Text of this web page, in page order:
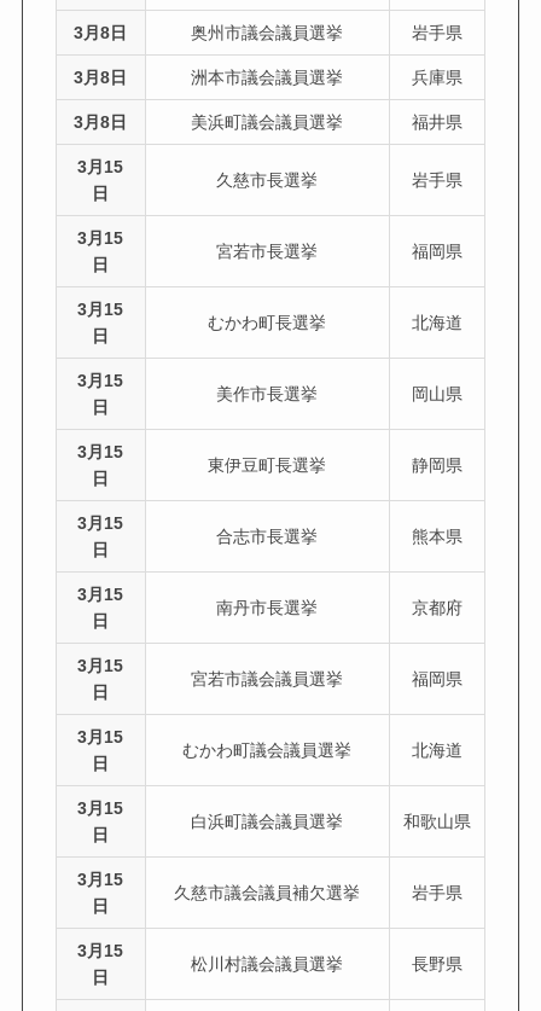
3月8日 奥州市議会議員選挙 岩手県
3月8日 洲本市議会議員選挙 兵庫県
3月8日 美浜町議会議員選挙 福井県
3月15
日
久慈市長選挙 岩手県
3月15
日
宮若市長選挙 福岡県
3月15
日
むかわ町長選挙 北海道
3月15
日
美作市長選挙 岡山県
3月15
日
東伊豆町長選挙 静岡県
3月15
日
合志市長選挙 熊本県
3月15
日
南丹市長選挙 京都府
3月15
日
宮若市議会議員選挙 福岡県
3月15
日
むかわ町議会議員選挙 北海道
3月15
日
白浜町議会議員選挙 和歌山県
3月15
日
久慈市議会議員補欠選挙 岩手県
3月15
日
松川村議会議員選挙 長野県